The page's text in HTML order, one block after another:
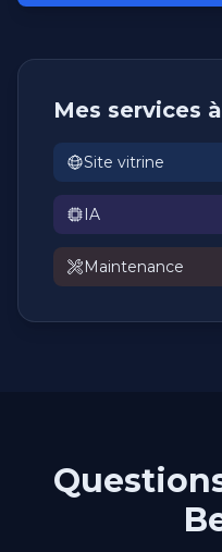
Mes services
Site vitrine
IA
Maintenance